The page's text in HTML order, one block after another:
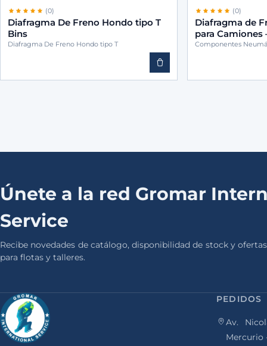
(0)
Diafragma De Freno Hondo tipo T
Bins
Diafragma De Freno Hondo tipo T
(0)
Diafragma de
para Camiones
Componentes
Únete a la red Gromar
Service
Recibe novedades de catálogo, disponibilidad de stock y ofertas
para flotas y talleres.
PEDIDOS
Av.
Mercurio